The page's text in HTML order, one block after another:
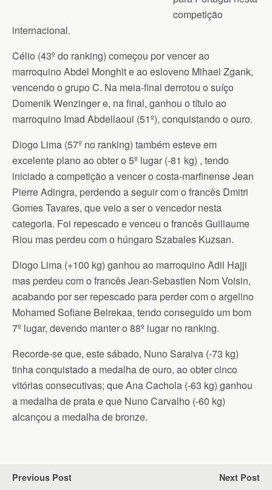
competição
internacional.
Célio (43º do ranking) começou por vencer ao
marroquino Abdel Monghit e ao esloveno Mihael Zgank,
vencendo o grupo C. Na meia-final derrotou o suíço
Domenik Wenzinger e, na final, ganhou o título ao
marroquino Imad Abdellaoui (51º), conquistando o ouro.
Diogo Lima (57º no ranking) também esteve em
excelente plano ao obter o 5º lugar (-81 kg) , tendo
iniciado a competição a vencer o costa-marfinense Jean
Pierre Adingra, perdendo a seguir com o francês Dmitri
Gomes Tavares, que veio a ser o vencedor nesta
categoria. Foi repescado e venceu o francês Guillaume
Riou mas perdeu com o húngaro Szabales Kuzsan.
Diogo Lima (+100 kg) ganhou ao marroquino Adil Hajji
mas perdeu com o francês Jean-Sebastien Nom Voisin,
acabando por ser repescado para perder com o argelino
Mohamed Sofiane Belrekaa, tendo conseguido um bom
7º lugar, devendo manter o 88º lugar no ranking.
Recorde-se que, este sábado, Nuno Saraiva (-73 kg)
tinha conquistado a medalha de ouro, ao obter cinco
vitórias consecutivas; que Ana Cachola (-63 kg) ganhou
a medalha de prata e que Nuno Carvalho (-60 kg)
alcançou a medalha de bronze.
Previous Post Next Post